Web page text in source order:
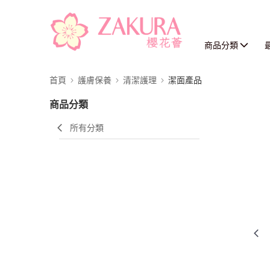
商品分類
首頁 護膚保養 清潔護理 潔面產品
商品分類
所有分類